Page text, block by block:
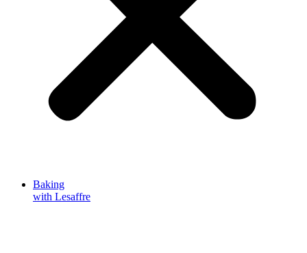
Baking
with Lesaffre